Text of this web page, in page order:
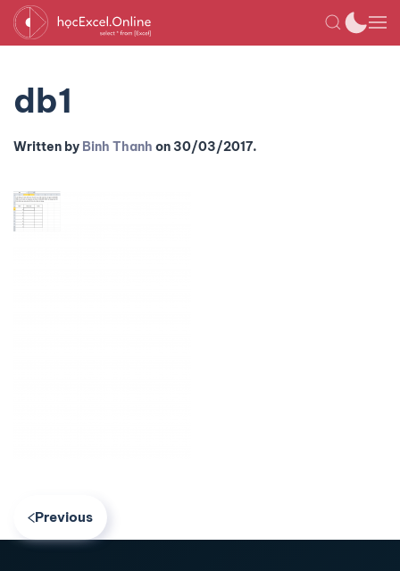
db1
Written by Binh Thanh on 30/03/2017.
Previous